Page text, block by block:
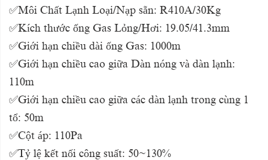
✅Môi Chất Lạnh Loại/Nạp sẵn: R410A/30Kg
✅Kích thước ống Gas Lỏng/Hơi: 19.05/41.3mm
✅Giới hạn chiều dài ống Gas: 1000m
✅Giới hạn chiều cao giữa Dàn nóng và dàn lạnh:
110m
✅Giới hạn chiều cao giữa các dàn lạnh trong cùng 1
tổ: 50m
✅Cột áp: 110Pa
✅Tỷ lệ kết nối công suất: 50~130%